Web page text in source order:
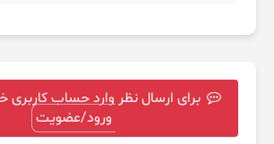
برای ارسال نظر وارد حساب کاربری
ورود/عضویت